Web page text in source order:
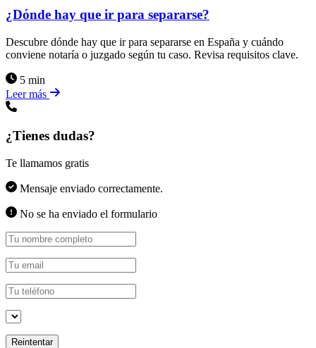
¿Dónde hay que ir para separarse?
Descubre dónde hay que ir para separarse en España y cuándo
conviene notaría o juzgado según tu caso. Revisa requisitos clave.
5 min
Leer más
¿Tienes dudas?
Te llamamos gratis
Mensaje enviado correctamente.
No se ha enviado el formulario
Reintentar